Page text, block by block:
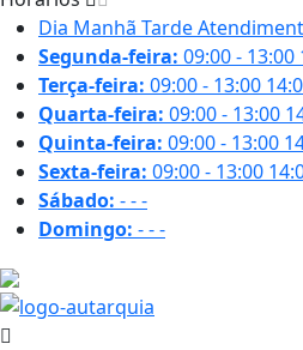
Dia Manhã Tarde
Segunda-feira: 09:00 - 13:00
Terça-feira: 09:00 - 13:00
Quarta-feira: 09:00 - 13:00
Quinta-feira: 09:00 - 13:00
Sexta-feira: 09:00 - 13:00
Sábado: ---
Domingo: ---